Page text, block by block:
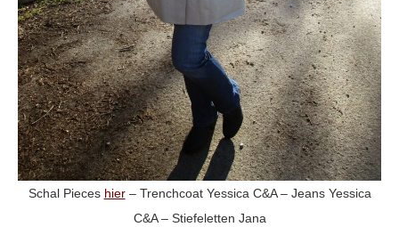
Schal Pieces hier– Trenchcoat Yessica C&A – Jeans Yessica
C&A – Stiefeletten Jana